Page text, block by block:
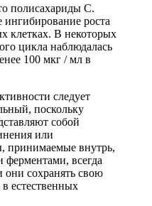
полисахариды C.
роста
клетках. В некоторых
цикла наблюдалась
100 мкг / мл в
следует
поскольку
собой
или
принимаемые внутрь,
всегда
они сохранять свою
естественных